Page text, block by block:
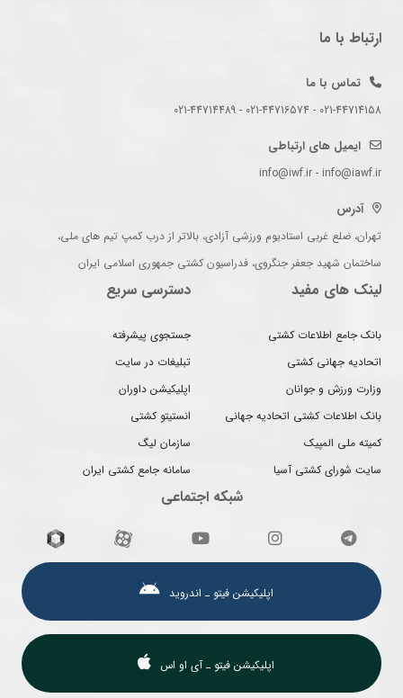
ارتباط با ما
تماس با ما
021-44714158 - 021-44716574 - 021-44714489
ایمیل های ارتباطی
info@iwf.ir - info@iawf.ir
آدرس
تهران، ضلع غربی استادیوم ورزشی آزادی، بالاتر از درب کمپ تیم های ملی،
ساختمان شهید جعفر جنگروی، فدراسیون کشتی جمهوری اسلامی ایران
لینک های مفید
بانک جامع اطلاعات کشتی
اتحادیه جهانی کشتی
وزارت ورزش و جوانان
بانک اطلاعات کشتی اتحادیه جهانی
کمیته ملی المپیک
سایت شورای کشتی آسیا
دسترسی سریع
جستجوی پیشرفته
تبلیغات در سایت
اپلیکیشن داوران
انستیتو کشتی
سازمان لیگ
سامانه جامع کشتی ایران
شبکه اجتماعی
اپلیکیشن فیتو ـ اندروید
اپلیکیشن فیتو ـ آی او اس